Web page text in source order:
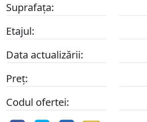
Suprafața:
Etajul:
Data actualizării:
Preț:
Codul ofertei: